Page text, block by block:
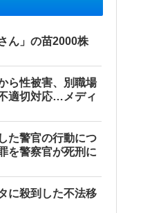
ん」の苗2000株
ら性被害、別職場
適切対応…メディ
た警官の行動につ
を警察官が死刑に
に殺到した不法移